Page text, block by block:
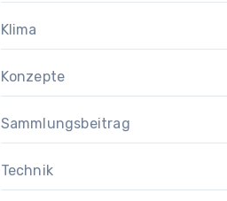
Klima
Konzepte
Sammlungsbeitrag
Technik